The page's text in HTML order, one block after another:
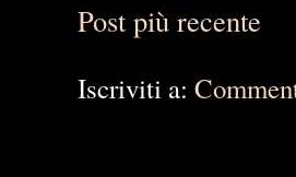
Post più recente
Iscriviti a: